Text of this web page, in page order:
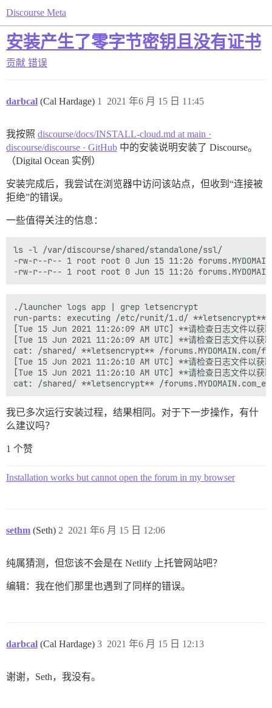
Discourse Meta
安装产生了零字节密钥且没有证书
贡献 错误
darbcal (Cal Hardage) 2021 年6 月 15 日 11:45
1
我按照 discourse/docs/INSTALL-cloud.md at main ·
discourse/discourse · GitHub 中的安装说明安装了 Discourse。
（Digital Ocean 实例）
安装完成后，我尝试在浏览器中访问该站点，但收到“连接被
拒绝”的错误。
一些值得关注的信息：
ls -l /var/discourse/shared/standalone/ssl/
-rw-r--r-- 1 root root 0 Jun 15 11:26
./launcher logs app | grep letsencrypt
run-parts: executing /etc/runit/1.d/ **letsencrypt**
[Tue 15 Jun 2021 11:26:09 AM UTC] **请检查日志文件以
[Tue 15 Jun 2021 11:26:09 AM UTC] **请检查日志文件以
cat: /shared/ **letsencrypt** /forums.MYDOMAIN.com/
[Tue 15 Jun 2021 11:26:10 AM UTC] **请检查日志文件以
[Tue 15 Jun 2021 11:26:10 AM UTC] **请检查日志文件以
我已多次运行安装过程，结果相同。对于下一步操作，有什
么建议吗？
1 个赞
Installation works but cannot open the forum in my browser
sethm (Seth) 2021 年6 月 15 日 12:06
2
纯属猜测，但您该不会是在 Netlify 上托管网站吧？
编辑：我在他们那里也遇到了同样的错误。
darbcal (Cal Hardage) 2021 年6 月 15 日 12:13
3
谢谢，Seth，我没有。